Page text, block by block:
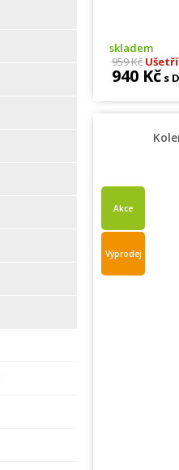
skladem
959 Kč
940 Kčs
Akce
Výprodej